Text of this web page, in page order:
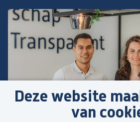
Deze website
van